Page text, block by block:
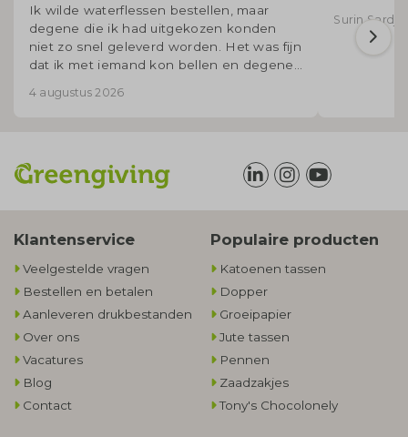
Ik wilde waterflessen bestellen, maar
degene die ik had uitgekozen konden
niet zo snel geleverd worden. Het was fijn
dat ik met iemand kon bellen en degene
korte termijn geleverd konden worden.
4 augustus 2026
Surin
Klantenservice
Veelgestelde vragen
Bestellen en betalen
Aanleveren drukbestanden
Over ons
Vacatures
Blog
Contact
Populaire producten
Katoenen tassen
Dopper
Groeipapier
Jute tassen
Pennen
Zaadzakjes
Tony's Chocolonely